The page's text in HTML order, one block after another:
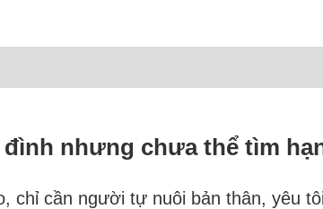
nhưng chưa thể tìm
chỉ cần người tự nuôi bản thân, yêu